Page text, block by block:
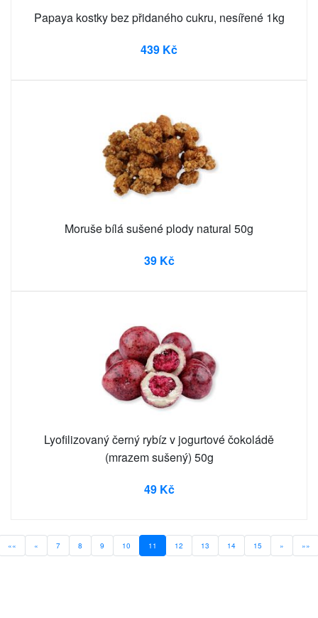
Papaya kostky bez přidaného cukru, nesířené 1kg
439 Kč
Moruše bílá sušené plody natural 50g
39 Kč
Lyofilizovaný černý rybíz v jogurtové čokoládě
(mrazem sušený) 50g
49 Kč
«« « 7 8 9 10 11 12 13 14 15 » »»